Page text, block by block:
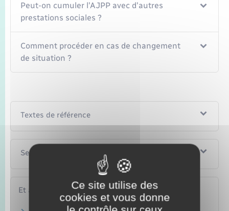
Peut-on cumuler l'AJPP avec d'autres
prestations sociales ?
Comment procéder en cas de changement
de situation ?
Textes de référence
Services en ligne et formulaires
Et aussi
Ce site utilise des
cookies et vous donne